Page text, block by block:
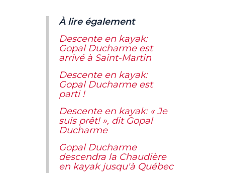
À lire également
Descente en kayak:
Gopal Ducharme est
arrivé à Saint-Martin
Descente en kayak:
Gopal Ducharme est
parti !
Descente en kayak: « Je
suis prêt! », dit Gopal
Ducharme
Gopal Ducharme
descendra la Chaudière
en kayak jusqu'à Québec